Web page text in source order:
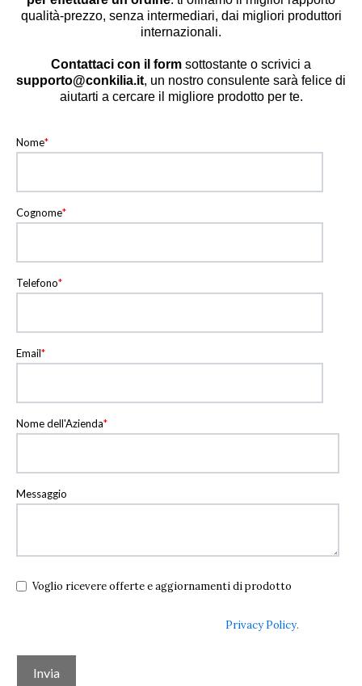
qualità-prezzo, senza intermediari, dai migliori produttori
internazionali.
Contattaci con il form sottostante o scrivici a
supporto@conkilia.it, un nostro consulente sarà felice di
aiutarti a cercare il migliore prodotto per te.
Nome*
Cognome*
Telefono*
Email*
Nome dell'Azienda*
Messaggio
Voglio ricevere offerte e aggiornamenti di prodotto
Privacy Policy.